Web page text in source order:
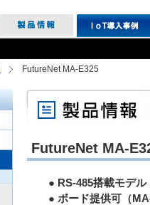
FutureNet MA-E325
FutureNet MA-
● RS-485搭載モデル
● ボード提供可（